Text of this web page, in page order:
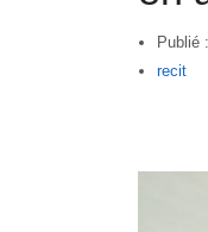
Publié :
Author
recit